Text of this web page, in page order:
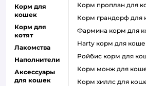
Корм для
кошек
Корм для
котят
Лакомства
Наполнители
Аксессуары
для кошек
корм проплан для
корм грандорф для
фармина корм для
harty корм для
ройбис корм для
корм монж для
корм хиллс для